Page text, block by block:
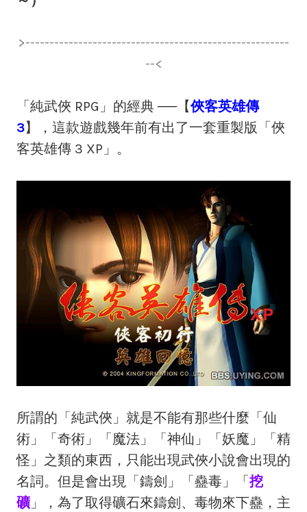
>-------------------------------------------------------
--<
「純武俠 RPG」的經典 ──【俠客英雄傳
3】，這款遊戲幾年前有出了一套重製版「俠
客英雄傳 3 XP」。
所謂的「純武俠」就是不能有那些什麼「仙
術」「奇術」「魔法」「神仙」「妖魔」「精
怪」之類的東西，只能出現武俠小說會出現的
名詞。但是會出現「鑄劍」「蠱毒」「 挖
礦 」，為了取得礦石來鑄劍、毒物來下蠱，主